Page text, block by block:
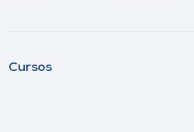
Cursos